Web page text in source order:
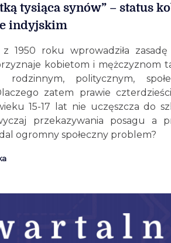
tysiąca synów” – status
indyjskim
1950 roku wprowadziła zasadę
kobietom i mężczyznom
politycznym,
zatem prawie
15-17 lat nie uczęszcza do
przekazywania posagu a
ogromny społeczny problem?